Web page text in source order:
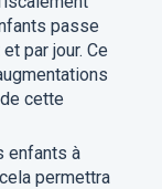
passe
par jour. Ce
cette
enfants à
permettra